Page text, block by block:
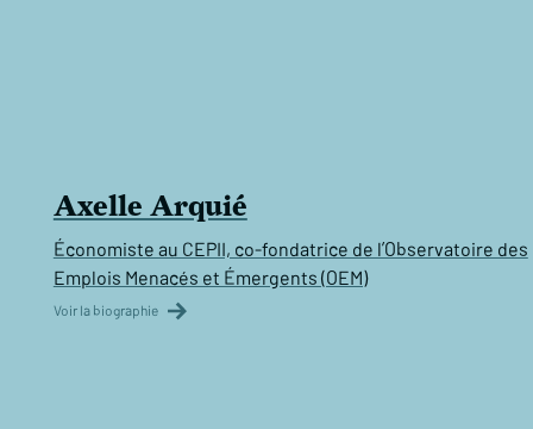
Axelle Arquié
Économiste au CEPII, co-fondatrice de l’Observatoire des
Emplois Menacés et Émergents (OEM)
Voir la biographie